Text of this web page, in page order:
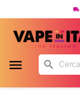

 